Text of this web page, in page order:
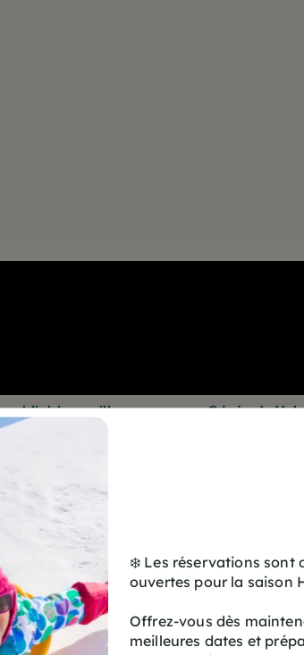
❄️ Les réservations sont
ouvertes pour la saison
Offrez-vous dès
meilleures dates et
au village vacances Cévéo de
patrimoine : profitez d’un cadre
animations pour tous. Réservez dès
une destination idéale pour les
m d’altitude, notre village vacances 3
en famille, entre amis ou en groupe.
confort et fonctionnalité pour des
avec sauna et hammam (réservé